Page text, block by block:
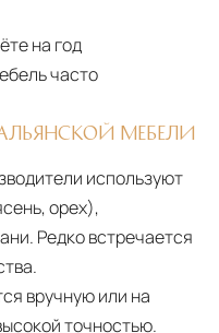
на год
часто
МЕБЕЛИ
используют
орех),
Редко встречается
вручную или на
точностью.